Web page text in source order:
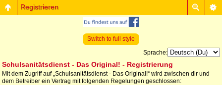
Registrieren
Switch to full style
Sprache:
Schulsanitätsdienst - Das Original! - Registrierung
Mit dem Zugriff auf „Schulsanitätsdienst - Das Original!“ wird zwischen dir und
dem Betreiber ein Vertrag mit folgenden Regelungen geschlossen: